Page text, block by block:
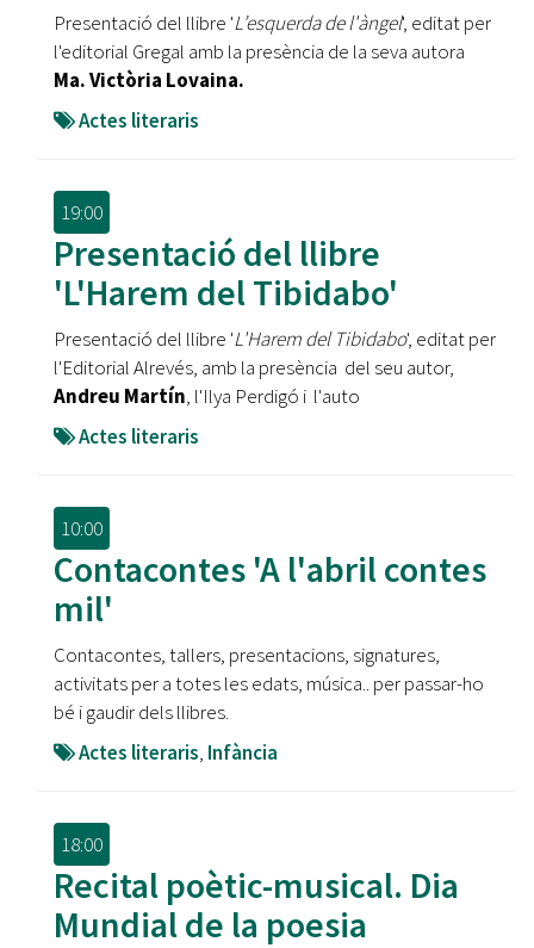
Presentació del llibre 'L’esquerda de l'àngel', editat per
l'editorial Gregal amb la presència de la seva autora
Ma. Victòria Lovaina.
Actes literaris
19:00
Presentació del llibre
'L'Harem del Tibidabo'
Presentació del llibre 'L'Harem del Tibidabo', editat per
l'Editorial Alrevés, amb la presència del seu autor,
Andreu Martín, l'Ilya Perdigó i l'auto
Actes literaris
10:00
Contacontes 'A l'abril contes
mil'
Contacontes, tallers, presentacions, signatures,
activitats per a totes les edats, música.. per passar-ho
bé i gaudir dels llibres.
Actes literaris, Infància
18:00
Recital poètic-musical. Dia
Mundial de la poesia